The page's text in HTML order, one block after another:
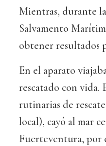
Mientras, durante
Salvamento
obtener resultados
En el aparato
rescatado con vida.
rutinarias de
local), cayó al mar
Fuerteventura, por